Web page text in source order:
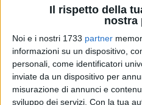
Il rispetto della
nostra
Noi e i nostri 1733 partner
informazioni su un dispositivo,
personali, come identificatori
inviate da un dispositivo per
misurazione di annunci e
sviluppo dei servizi. Con la tua
BISCEGLIE - 2 DICEMBRE
Sportilia riceve la
aggancio
BISCEGLIE - 27
Sportilia non fa